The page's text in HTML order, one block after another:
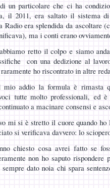
un particolare che ci ha
il 2011, era saltato il sistema
Radio era splendida da ascoltare
ma i conti erano
retto il colpo e siamo
con una dedizione al
ho riscontrato in altre
addio la formula è rimasta
tutte molto professionali, ed
a macinare consensi e
mi si è stretto il cuore quando
si verificava davvero: lo
chiesto cosa avrei fatto se
non ho saputo rispondere
dato noia chi spara